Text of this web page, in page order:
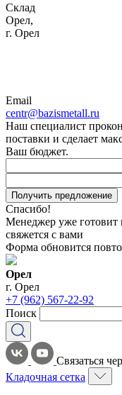
Склад
Орел,
г. Орел
Email
centr@bazismetall.ru
Наш специалист
поставки и сделает
Ваш бюджет.
Получить предложение
Спасибо!
Менеджер уже готовит
свяжется с вами
Форма обновится
Орел
г. Орел
+7 (962) 567-22-92
Поиск
Связаться
Кладочная сетка